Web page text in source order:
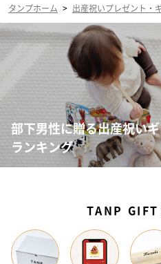
タンプホーム > 出産祝いプレゼント・
部下男性に贈る出産祝い
ランキング
TANP GIFT